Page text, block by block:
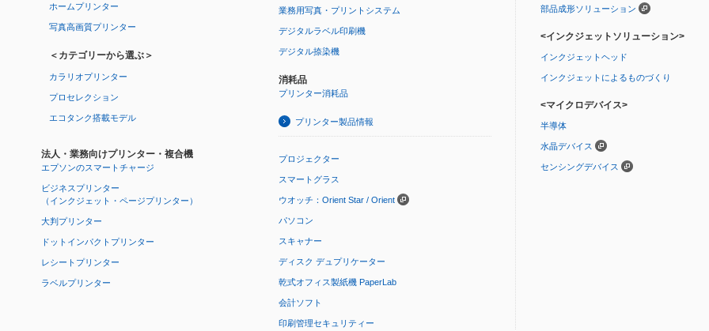
ホームプリンター
写真高画質プリンター
＜カテゴリーから選ぶ＞
カラリオプリンター
プロセレクション
エコタンク搭載モデル
法人・業務向けプリンター・複合機
エプソンのスマートチャージ
ビジネスプリンター
（インクジェット・ページプリンター）
大判プリンター
ドットインパクトプリンター
レシートプリンター
ラベルプリンター
業務用写真・プリントシステム
デジタルラベル印刷機
デジタル捺染機
消耗品
プリンター消耗品
プリンター製品情報
プロジェクター
スマートグラス
ウオッチ：Orient Star / Orient
パソコン
スキャナー
ディスク デュプリケーター
乾式オフィス製紙機 PaperLab
会計ソフト
印刷管理セキュリティー
部品成形ソリューション
<インクジェットソリューション>
インクジェットヘッド
インクジェットによるものづくり
<マイクロデバイス>
半導体
水晶デバイス
センシングデバイス